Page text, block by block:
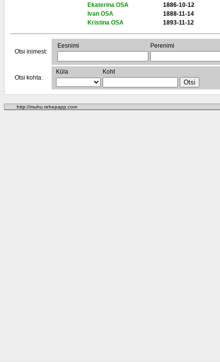
Ekaterina OSA
1886-10-12
Ivan OSA
1888-11-14
Kristina OSA
1893-11-12
Otsi inimest:
Eesnimi Perenimi
Otsi kohta:
Küla Koht
http://muhu.rehepapp.com